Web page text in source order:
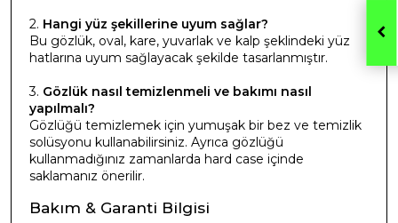
2. Hangi yüz şekillerine uyum sağlar?
Bu gözlük, oval, kare, yuvarlak ve kalp şeklindeki yüz
hatlarına uyum sağlayacak şekilde tasarlanmıştır.
3. Gözlük nasıl temizlenmeli ve bakımı nasıl
yapılmalı?
Gözlüğü temizlemek için yumuşak bir bez ve temizlik
solüsyonu kullanabilirsiniz. Ayrıca gözlüğü
kullanmadığınız zamanlarda hard case içinde
saklamanız önerilir.
Bakım & Garanti Bilgisi